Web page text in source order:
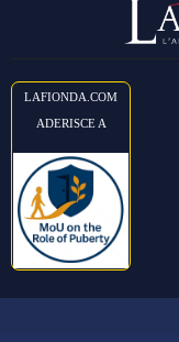
LAFIONDA.COM
ADERISCE A